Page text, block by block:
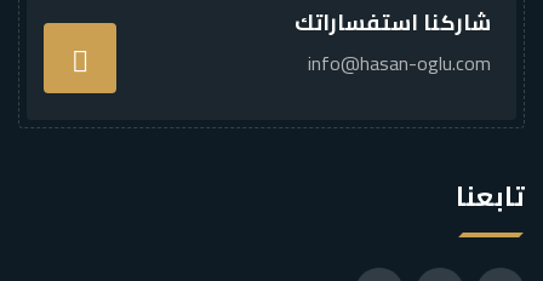
تابعنا
شاركنا استفساراتك
info@hasan-oglu.com